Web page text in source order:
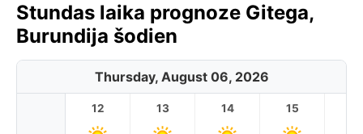
Stundas laika prognoze Gitega,
Burundija šodien
Thursday, August 06, 2026
12 13 14 15